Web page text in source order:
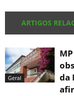
ARTIGOS
Geral
da